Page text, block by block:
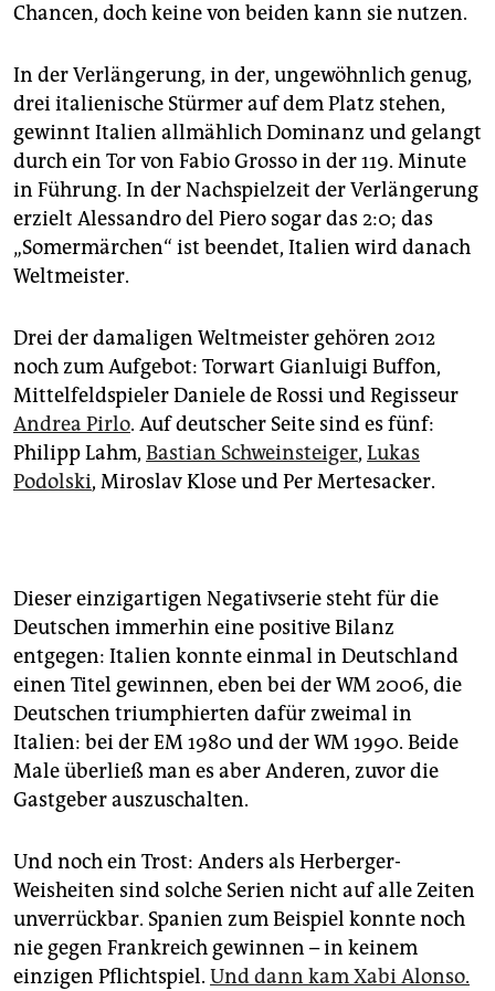
Chancen, doch keine von beiden kann sie nutzen.
In der Verlängerung, in der, ungewöhnlich genug,
drei italienische Stürmer auf dem Platz stehen,
gewinnt Italien allmählich Dominanz und gelangt
durch ein Tor von Fabio Grosso in der 119. Minute
in Führung. In der Nachspielzeit der Verlängerung
erzielt Alessandro del Piero sogar das 2:0; das
„Somermärchen“ ist beendet, Italien wird danach
Weltmeister.
Drei der damaligen Weltmeister gehören 2012
noch zum Aufgebot: Torwart Gianluigi Buffon,
Mittelfeldspieler Daniele de Rossi und Regisseur
Andrea Pirlo. Auf deutscher Seite sind es fünf:
Philipp Lahm, Bastian Schweinsteiger, Lukas
Podolski, Miroslav Klose und Per Mertesacker.
Dieser einzigartigen Negativserie steht für die
Deutschen immerhin eine positive Bilanz
entgegen: Italien konnte einmal in Deutschland
einen Titel gewinnen, eben bei der WM 2006, die
Deutschen triumphierten dafür zweimal in
Italien: bei der EM 1980 und der WM 1990. Beide
Male überließ man es aber Anderen, zuvor die
Gastgeber auszuschalten.
Und noch ein Trost: Anders als Herberger-
Weisheiten sind solche Serien nicht auf alle Zeiten
unverrückbar. Spanien zum Beispiel konnte noch
nie gegen Frankreich gewinnen – in keinem
einzigen Pflichtspiel. Und dann kam Xabi Alonso.